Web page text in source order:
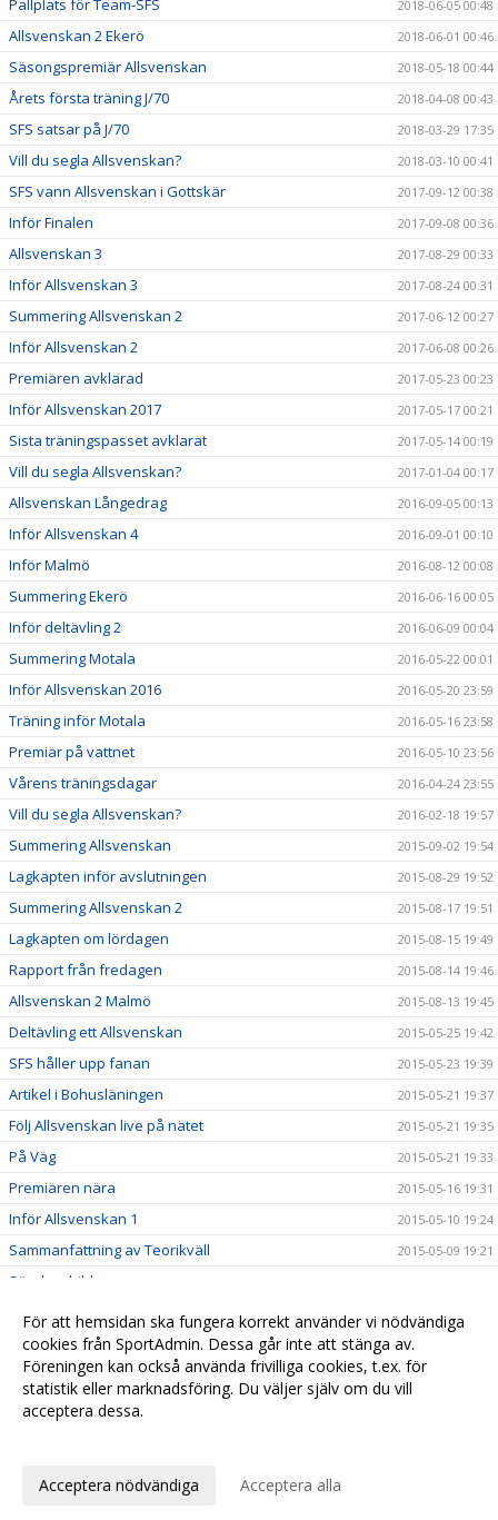
Pallplats för Team-SFS 2018-06-05 00:48
Allsvenskan 2 Ekerö 2018-06-01 00:46
Säsongspremiär Allsvenskan 2018-05-18 00:44
Årets första träning J/70 2018-04-08 00:43
SFS satsar på J/70 2018-03-29 17:35
Vill du segla Allsvenskan? 2018-03-10 00:41
SFS vann Allsvenskan i Gottskär 2017-09-12 00:38
Inför Finalen 2017-09-08 00:36
Allsvenskan 3 2017-08-29 00:33
Inför Allsvenskan 3 2017-08-24 00:31
Summering Allsvenskan 2 2017-06-12 00:27
Inför Allsvenskan 2 2017-06-08 00:26
Premiären avklarad 2017-05-23 00:23
Inför Allsvenskan 2017 2017-05-17 00:21
Sista träningspasset avklarat 2017-05-14 00:19
Vill du segla Allsvenskan? 2017-01-04 00:17
Allsvenskan Långedrag 2016-09-05 00:13
Inför Allsvenskan 4 2016-09-01 00:10
Inför Malmö 2016-08-12 00:08
Summering Ekerö 2016-06-16 00:05
Inför deltävling 2 2016-06-09 00:04
Summering Motala 2016-05-22 00:01
Inför Allsvenskan 2016 2016-05-20 23:59
Träning inför Motala 2016-05-16 23:58
Premiär på vattnet 2016-05-10 23:56
Vårens träningsdagar 2016-04-24 23:55
Vill du segla Allsvenskan? 2016-02-18 19:57
Summering Allsvenskan 2015-09-02 19:54
Lagkapten inför avslutningen 2015-08-29 19:52
Summering Allsvenskan 2 2015-08-17 19:51
Lagkapten om lördagen 2015-08-15 19:49
Rapport från fredagen 2015-08-14 19:46
Allsvenskan 2 Malmö 2015-08-13 19:45
Deltävling ett Allsvenskan 2015-05-25 19:42
SFS håller upp fanan 2015-05-23 19:39
Artikel i Bohusläningen 2015-05-21 19:37
Följ Allsvenskan live på nätet 2015-05-21 19:35
På Väg 2015-05-21 19:33
Premiären nära 2015-05-16 19:31
Inför Allsvenskan 1 2015-05-10 19:24
Sammanfattning av Teorikväll 2015-05-09 19:21
Söndagsbilder
Allsvensk Träningshelg 2015-04-20 19:06
Inbjudan till teorikväll 2015-04-17 19:04
J/70 on road 2015-04-15 18:59
inställningar
Webbversion
För att hemsidan ska fungera korrekt använder vi nödvändiga
cookies från SportAdmin. Dessa går inte att stänga av.
Föreningen kan också använda frivilliga cookies, t.ex. för
statistik eller marknadsföring. Du väljer själv om du vill
acceptera dessa.
Acceptera nödvändiga Acceptera alla